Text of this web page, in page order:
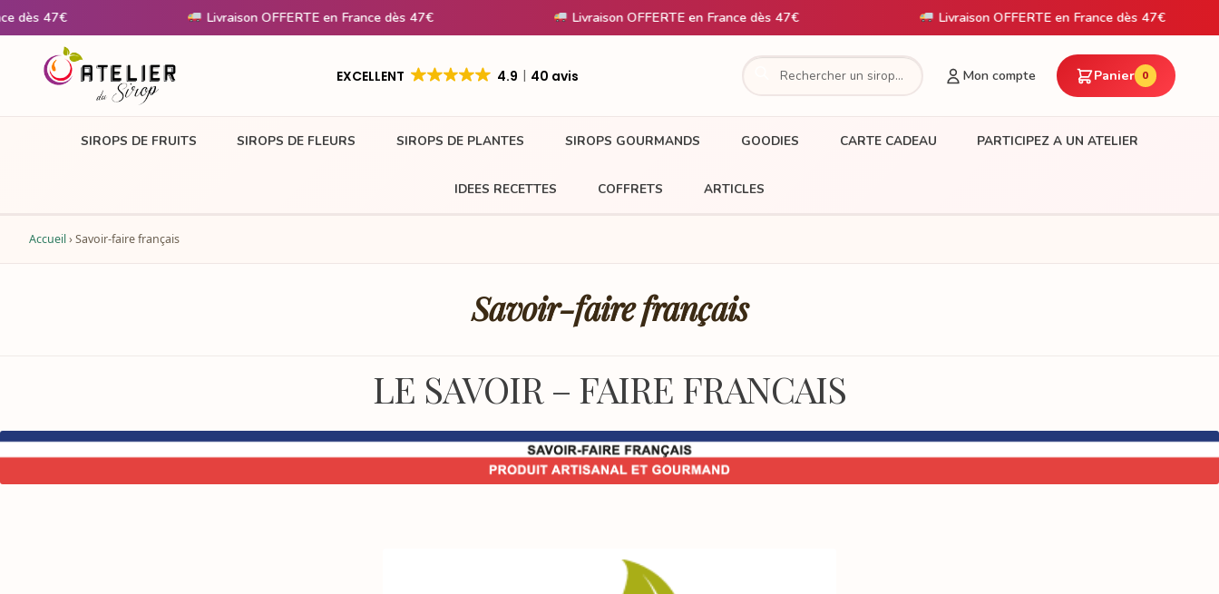
Livraison OFFERTE en France dès 47€ Livraison OFFERTE en France dès 47€ Livraison OFFERTE en France dès 47€
EXCELLENT 4.9 40 avis Mon compte Panier 0
SIROPS DE FRUITS SIROPS DE FLEURS SIROPS DE PLANTES SIROPS GOURMANDS GOODIES CARTE CADEAU PARTICIPEZ A UN ATELIER
IDEES RECETTES COFFRETS ARTICLES
Accueil›Savoir-faire français
Savoir-faire français
LE SAVOIR – FAIRE FRANCAIS